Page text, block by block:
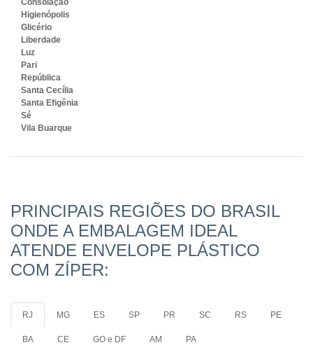
Higienópolis
Glicério
Liberdade
Luz
Pari
República
Santa Cecília
Santa Efigênia
Sé
Vila Buarque
PRINCIPAIS REGIÕES DO BRASIL
ONDE A EMBALAGEM IDEAL
ATENDE ENVELOPE PLÁSTICO
COM ZÍPER:
RJ MG ES SP PR SC RS PE
BA CE GO e DF AM PA